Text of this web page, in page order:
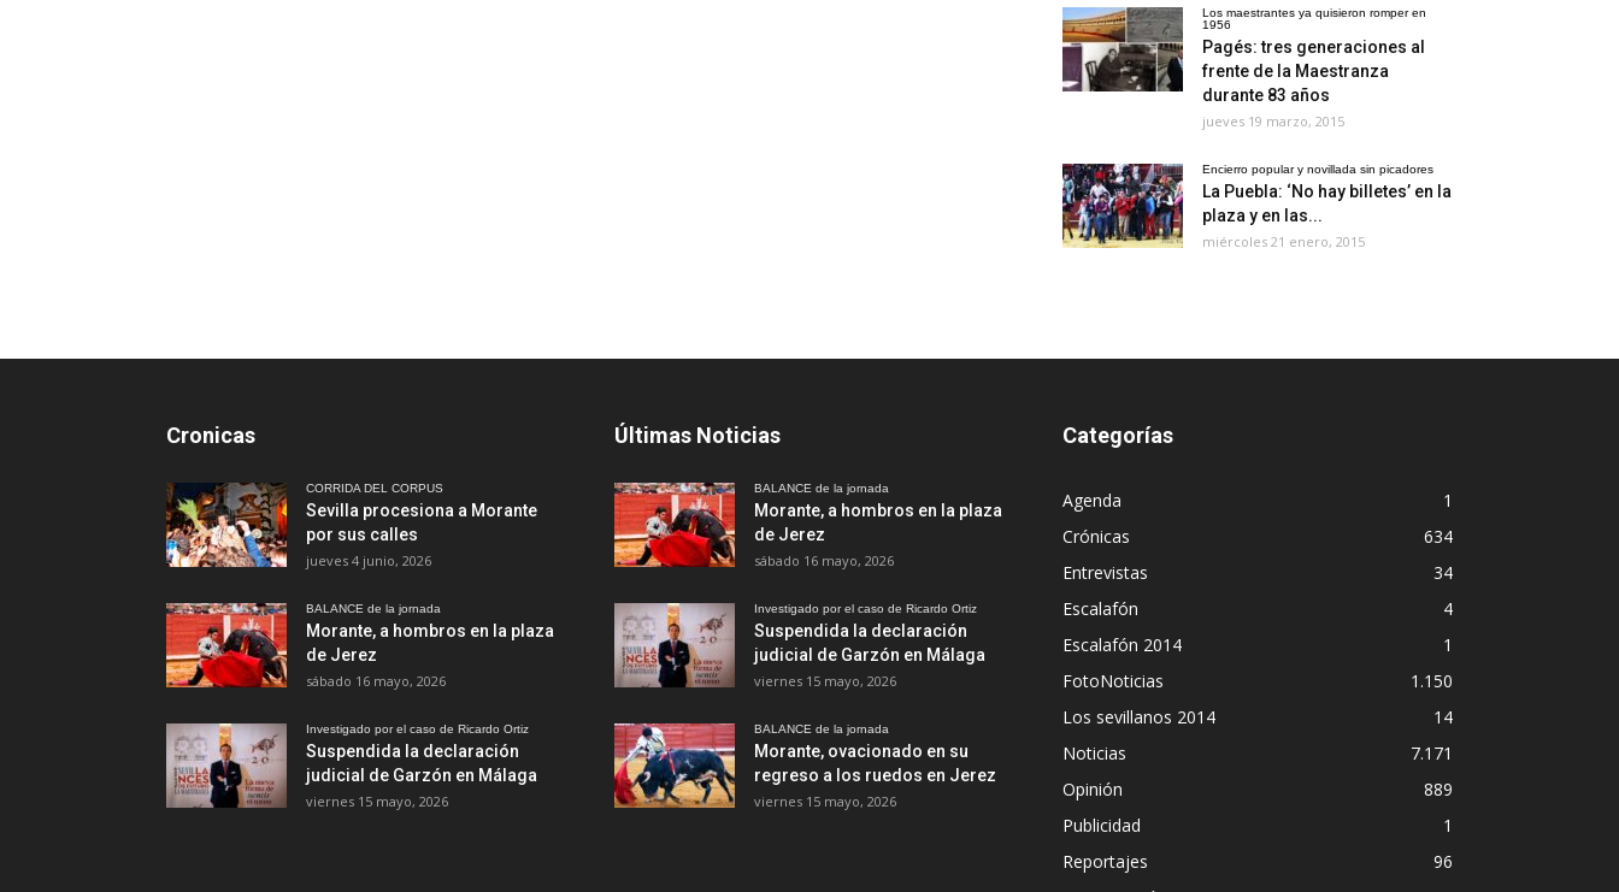
Los maestrantes ya quisieron romper en
1956
Pagés: tres generaciones al
frente de la Maestranza
durante 83 años
jueves 19 marzo, 2015
Encierro popular y novillada sin picadores
La Puebla: ‘No hay billetes’ en la
plaza y en las...
miércoles 21 enero, 2015
Cronicas
CORRIDA DEL CORPUS
Sevilla procesiona a Morante
por sus calles
jueves 4 junio, 2026
BALANCE de la jornada
Morante, a hombros en la plaza
de Jerez
sábado 16 mayo, 2026
Investigado por el caso de Ricardo Ortiz
Suspendida la declaración
judicial de Garzón en Málaga
viernes 15 mayo, 2026
Últimas Noticias
BALANCE de la jornada
Morante, a hombros en la plaza
de Jerez
sábado 16 mayo, 2026
Investigado por el caso de Ricardo Ortiz
Suspendida la declaración
judicial de Garzón en Málaga
viernes 15 mayo, 2026
BALANCE de la jornada
Morante, ovacionado en su
regreso a los ruedos en Jerez
viernes 15 mayo, 2026
Categorías
Agenda
1
Crónicas
634
Entrevistas
34
Escalafón
4
Escalafón 2014
1
FotoNoticias
1.150
Los sevillanos 2014
14
Noticias
7.171
Opinión
889
Publicidad
1
Reportajes
96